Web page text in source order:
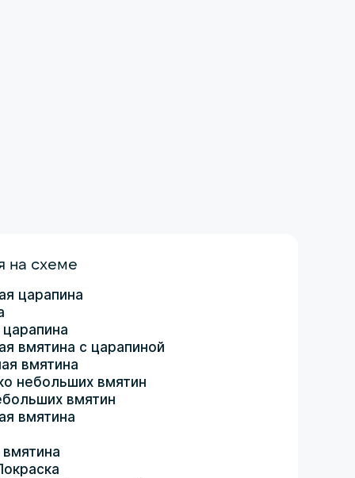
на схеме
царапина
вмятина с царапиной
вмятина
небольших вмятин
вмятин
вмятина